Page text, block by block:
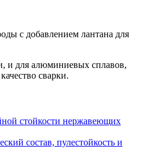
с добавлением лантана для
и для алюминиевых сплавов,
сварки.
стойкости нержавеющих
состав, пулестойкость и